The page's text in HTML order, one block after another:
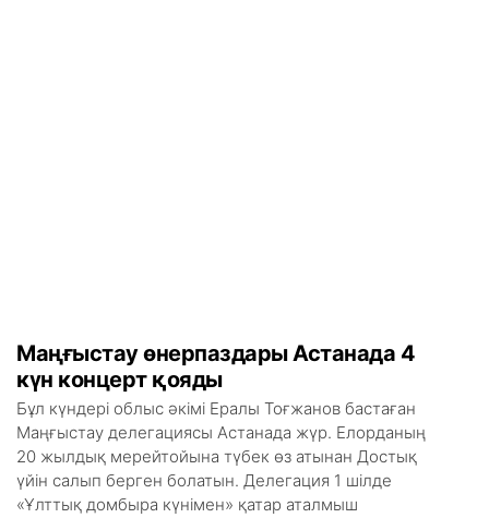
Маңғыстау өнерпаздары Астанада 4
күн концерт қояды
Бұл күндері облыс әкімі Ералы Тоғжанов бастаған
Маңғыстау делегациясы Астанада жүр. Елорданың
20 жылдық мерейтойына түбек өз атынан Достық
үйін салып берген болатын. Делегация 1 шілде
«Ұлттық домбыра күнімен» қатар аталмыш